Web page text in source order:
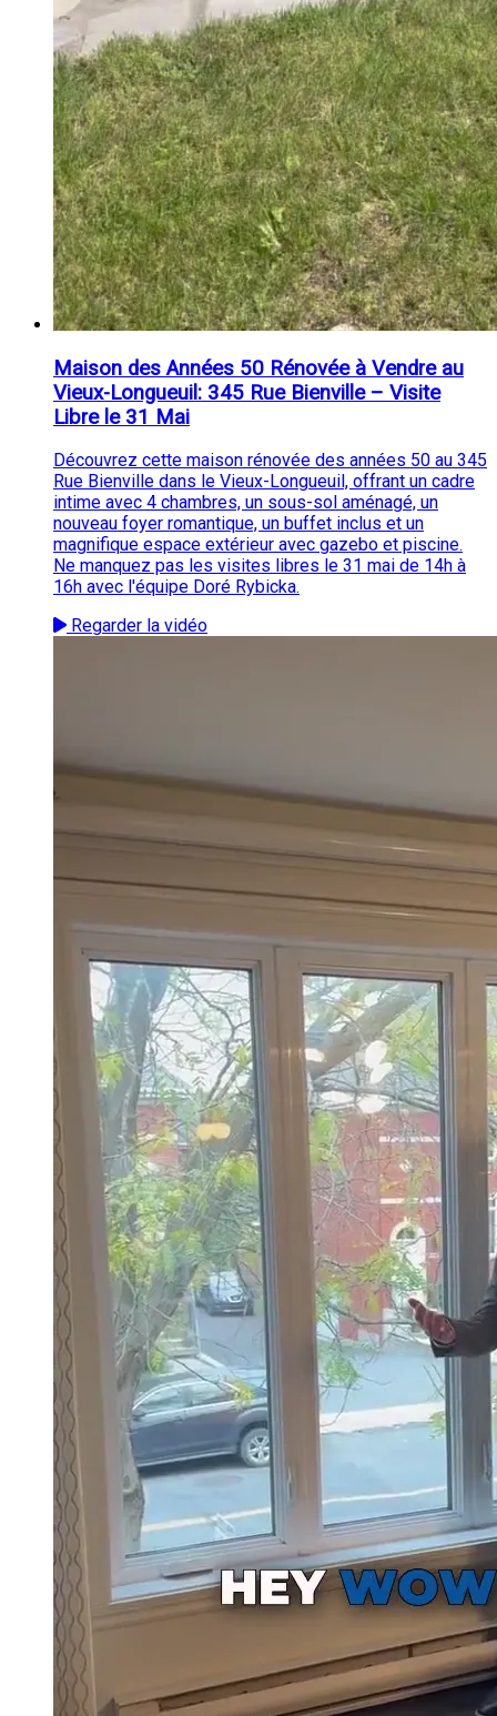
Maison des Années 50 Rénovée à Vendre au
Vieux-Longueuil: 345 Rue Bienville – Visite
Libre le 31 Mai
Découvrez cette maison rénovée des années 50 au 345
Rue Bienville dans le Vieux-Longueuil, offrant un cadre
intime avec 4 chambres, un sous-sol aménagé, un
nouveau foyer romantique, un buffet inclus et un
magnifique espace extérieur avec gazebo et piscine.
Ne manquez pas les visites libres le 31 mai de 14h à
16h avec l'équipe Doré Rybicka.
Regarder la vidéo